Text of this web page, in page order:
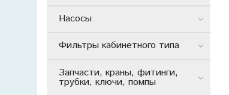
Насосы
Фильтры кабинетного типа
Запчасти, краны, фитинги,
трубки, ключи, помпы